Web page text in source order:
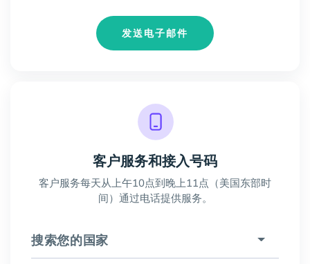
发送电子邮件
客户服务和接入号码
客户服务每天从上午10点到晚上11点（美国东部时
间）通过电话提供服务。
搜索您的国家